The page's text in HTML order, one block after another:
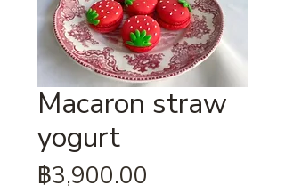
Macaron straw
yogurt
฿3,900.00